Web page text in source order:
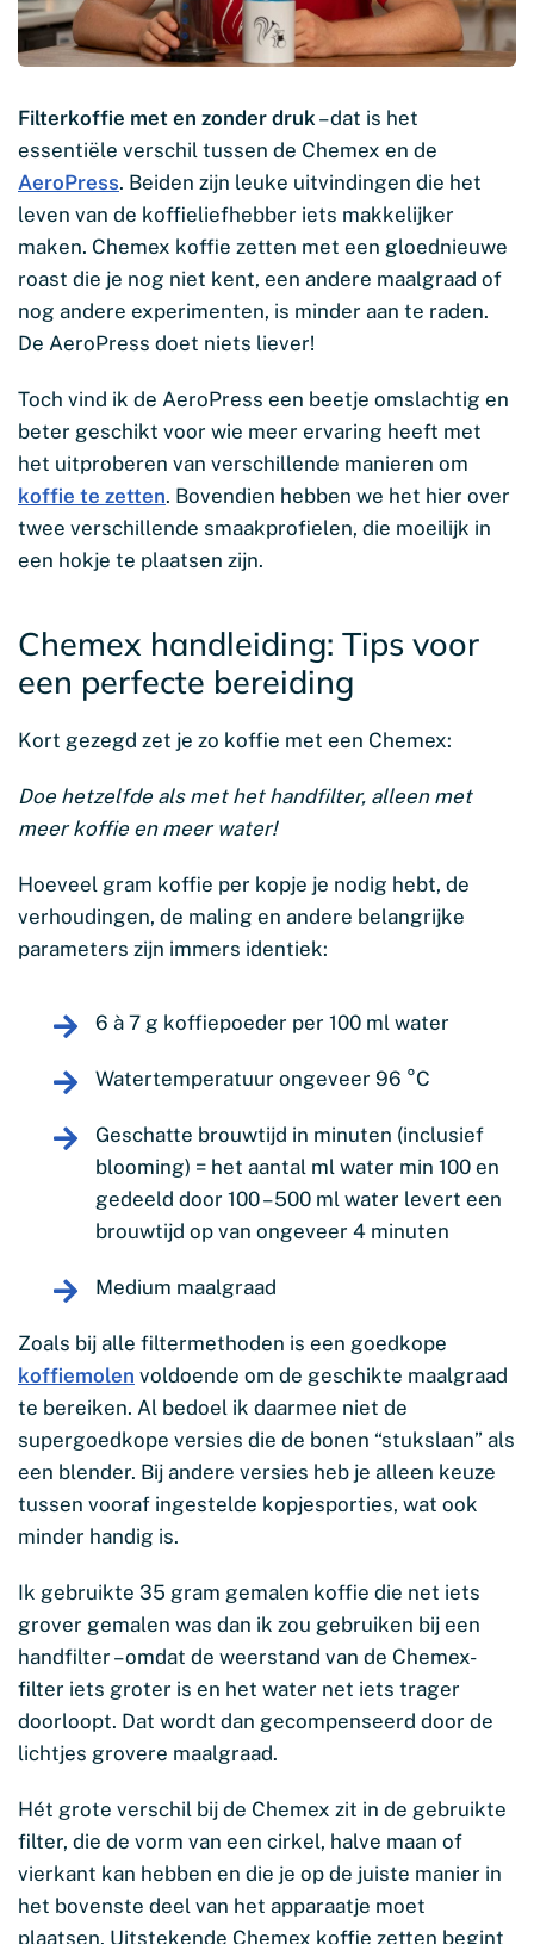
Filterkoffie met en zonder druk – dat is het
essentiële verschil tussen de Chemex en de
AeroPress. Beiden zijn leuke uitvindingen die het
leven van de koffieliefhebber iets makkelijker
maken. Chemex koffie zetten met een gloednieuwe
roast die je nog niet kent, een andere maalgraad of
nog andere experimenten, is minder aan te raden.
De AeroPress doet niets liever!
Toch vind ik de AeroPress een beetje omslachtig en
beter geschikt voor wie meer ervaring heeft met
het uitproberen van verschillende manieren om
koffie te zetten. Bovendien hebben we het hier over
twee verschillende smaakprofielen, die moeilijk in
een hokje te plaatsen zijn.
Chemex handleiding: Tips voor
een perfecte bereiding
Kort gezegd zet je zo koffie met een Chemex:
Doe hetzelfde als met het handfilter, alleen met
meer koffie en meer water!
Hoeveel gram koffie per kopje je nodig hebt, de
verhoudingen, de maling en andere belangrijke
parameters zijn immers identiek:
6 à 7 g koffiepoeder per 100 ml water
Watertemperatuur ongeveer 96 °C
Geschatte brouwtijd in minuten (inclusief
blooming) = het aantal ml water min 100 en
gedeeld door 100 – 500 ml water levert een
brouwtijd op van ongeveer 4 minuten
Medium maalgraad
Zoals bij alle filtermethoden is een goedkope
koffiemolen voldoende om de geschikte maalgraad
te bereiken. Al bedoel ik daarmee niet de
supergoedkope versies die de bonen “stukslaan” als
een blender. Bij andere versies heb je alleen keuze
tussen vooraf ingestelde kopjesporties, wat ook
minder handig is.
Ik gebruikte 35 gram gemalen koffie die net iets
grover gemalen was dan ik zou gebruiken bij een
handfilter – omdat de weerstand van de Chemex-
filter iets groter is en het water net iets trager
doorloopt. Dat wordt dan gecompenseerd door de
lichtjes grovere maalgraad.
Hét grote verschil bij de Chemex zit in de gebruikte
filter, die de vorm van een cirkel, halve maan of
vierkant kan hebben en die je op de juiste manier in
het bovenste deel van het apparaatje moet
plaatsen. Uitstekende Chemex koffie zetten begint